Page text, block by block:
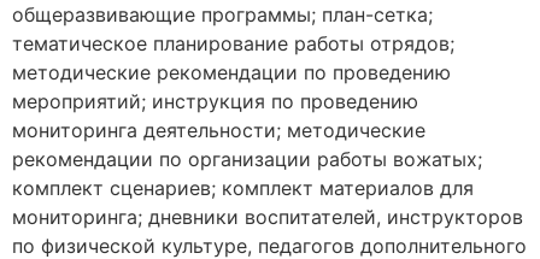
общеразвивающие программы; план-сетка;
тематическое планирование работы отрядов;
методические рекомендации по проведению
мероприятий; инструкция по проведению
мониторинга деятельности; методические
рекомендации по организации работы вожатых;
комплект сценариев; комплект материалов для
мониторинга; дневники воспитателей, инструкторов
по физической культуре, педагогов дополнительного